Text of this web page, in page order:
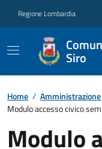
Regione Lombardia
Siro
Home / Amministrazione
Modulo accesso civico
Modulo